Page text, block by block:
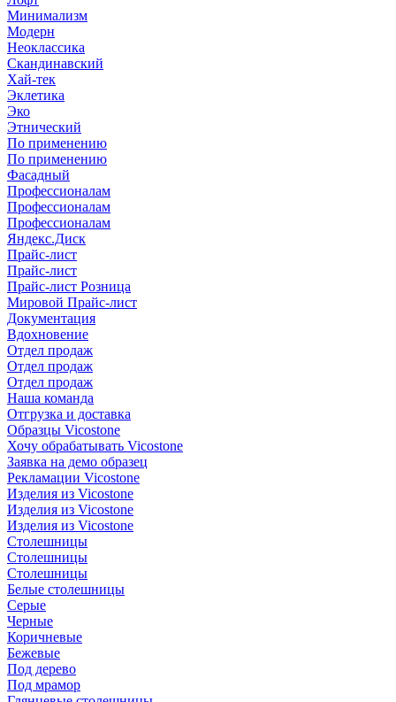
Минимализм
Модерн
Неоклассика
Скандинавский
Хай-тек
Эклетика
Эко
Этнический
По применению
По применению
Фасадный
Профессионалам
Профессионалам
Профессионалам
Яндекс.Диск
Прайс-лист
Прайс-лист
Прайс-лист Розница
Мировой Прайс-лист
Документация
Вдохновение
Отдел продаж
Отдел продаж
Отдел продаж
Наша команда
Отгрузка и доставка
Образцы Vicostone
Хочу обрабатывать Vicostone
Заявка на демо образец
Рекламации Vicostone
Изделия из Vicostone
Изделия из Vicostone
Изделия из Vicostone
Столешницы
Столешницы
Столешницы
Белые столешницы
Серые
Черные
Коричневые
Бежевые
Под дерево
Под мрамор